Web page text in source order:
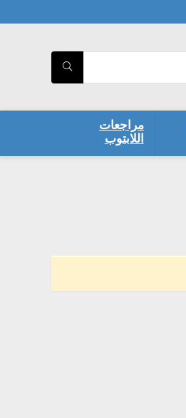
مراجعات
اللابتوب